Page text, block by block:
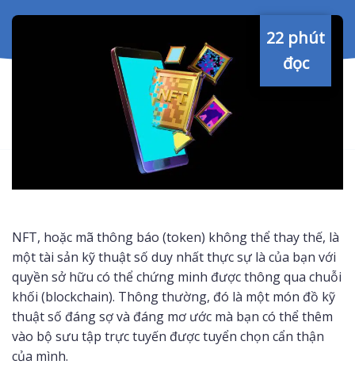
22 phút
đọc
NFT, hoặc mã thông báo (token) không thể thay thế, là
một tài sản kỹ thuật số duy nhất thực sự là của bạn với
quyền sở hữu có thể chứng minh được thông qua chuỗi
khối (blockchain). Thông thường, đó là một món đồ kỹ
thuật số đáng sợ và đáng mơ ước mà bạn có thể thêm
vào bộ sưu tập trực tuyến được tuyển chọn cẩn thận
của mình.